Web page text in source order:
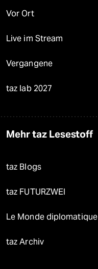
Vor Ort
Live im Stream
Vergangene
taz lab 2027
Mehr taz Lesestoff
taz Blogs
taz FUTURZWEI
Le Monde diplomatique
taz Archiv